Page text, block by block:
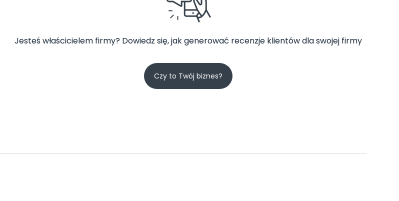
Jesteś właścicielem firmy? Dowiedz się, jak generować recenzje klientów dla swojej firmy
Czy to Twój biznes?